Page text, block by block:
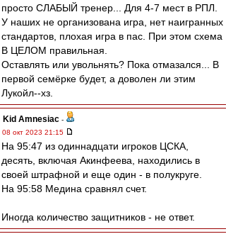
просто СЛАБЫЙ тренер... Для 4-7 мест в РПЛ.
У наших не организована игра, нет наигранных
стандартов, плохая игра в пас. При этом схема
В ЦЕЛОМ правильная.
Оставлять или увольнять? Пока отмазался... В
первой семёрке будет, а доволен ли этим
Лукойл--хз.
Kid Amnesiac -
08 окт 2023 21:15
На 95:47 из одиннадцати игроков ЦСКА,
десять, включая Акинфеева, находились в
своей штрафной и еще один - в полукруге.
На 95:58 Медина сравнял счет.
Иногда количество защитников - не ответ.